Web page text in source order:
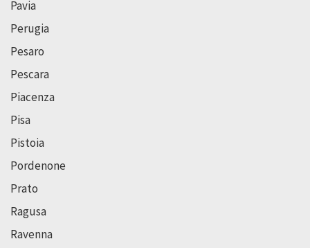
Pavia
Perugia
Pesaro
Pescara
Piacenza
Pisa
Pistoia
Pordenone
Prato
Ragusa
Ravenna